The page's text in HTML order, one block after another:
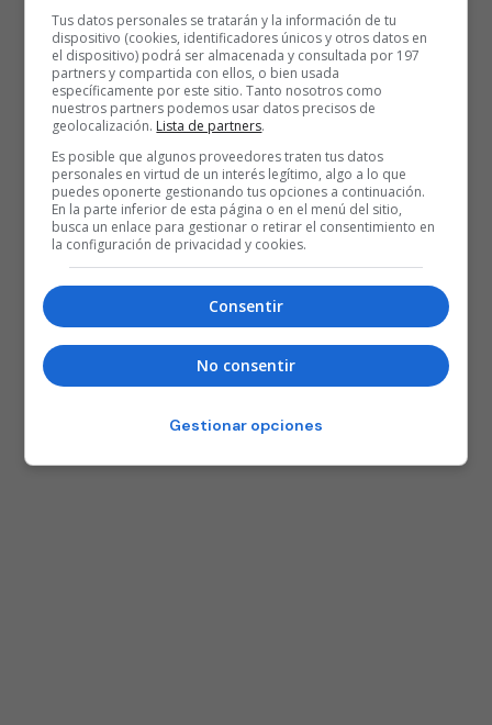
Tus datos personales se tratarán y la información de tu
dispositivo (cookies, identificadores únicos y otros datos en
el dispositivo) podrá ser almacenada y consultada por 197
partners y compartida con ellos, o bien usada
específicamente por este sitio. Tanto nosotros como
nuestros partners podemos usar datos precisos de
geolocalización. Lista de partners.
Es posible que algunos proveedores traten tus datos
personales en virtud de un interés legítimo, algo a lo que
puedes oponerte gestionando tus opciones a continuación.
En la parte inferior de esta página o en el menú del sitio,
busca un enlace para gestionar o retirar el consentimiento en
la configuración de privacidad y cookies.
Consentir
No consentir
Gestionar opciones